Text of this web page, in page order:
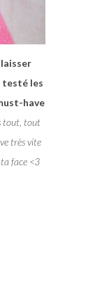
testé les
have
tout, tout
très vite
face <3